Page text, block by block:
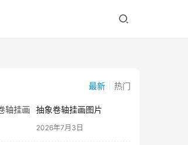
最新 热门
抽象卷轴挂画图片
2026年7月3日